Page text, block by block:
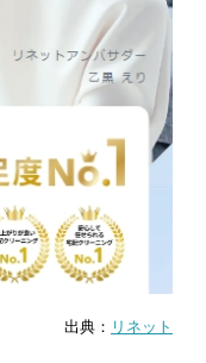
出典： リネット